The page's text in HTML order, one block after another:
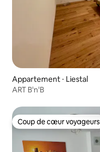
Appartement ⋅ Liestal
ART B'n'B
Coup de cœur voyageurs
Coup de cœur voyageurs